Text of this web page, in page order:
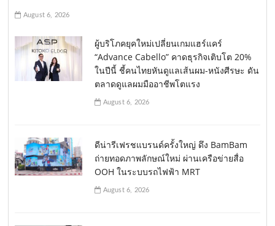
August 6, 2026
ผู้บริโภคยุคใหม่เปลี่ยนเกมแฮร์แคร์
“Advance Cabello” คาดธุรกิจเติบโต 20%
ในปีนี้ ชี้คนไทยหันดูแลเส้นผม-หนังศีรษะ ดัน
ตลาดดูแลผมมืออาชีพโตแรง
August 6, 2026
ดีน่ารีเฟรชแบรนด์ครั้งใหญ่ ดึง BamBam
ถ่ายทอดภาพลักษณ์ใหม่ ผ่านเครือข่ายสื่อ
OOH ในระบบรถไฟฟ้า MRT
August 6, 2026